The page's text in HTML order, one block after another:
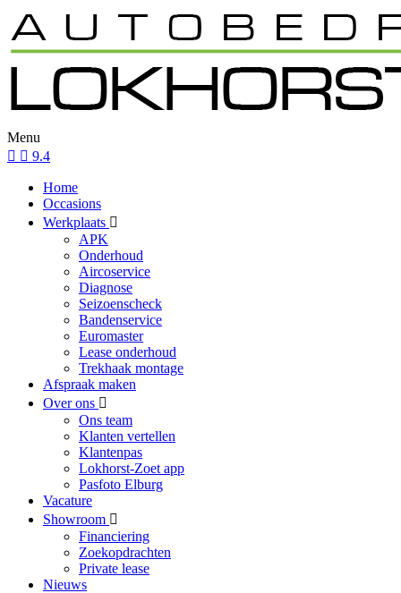
Menu
9.4
Home
Occasions
Werkplaats
APK
Onderhoud
Aircoservice
Diagnose
Seizoenscheck
Bandenservice
Euromaster
Lease onderhoud
Trekhaak montage
Afspraak maken
Over ons
Ons team
Klanten vertellen
Klantenpas
Lokhorst-Zoet app
Pasfoto Elburg
Vacature
Showroom
Financiering
Zoekopdrachten
Private lease
Nieuws